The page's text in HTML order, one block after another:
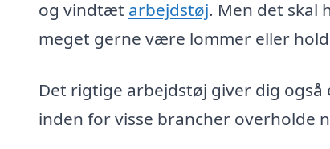
og vindtæt arbejdstøj. Men det skal
meget gerne være lommer eller
Det rigtige arbejdstøj giver dig
inden for visse brancher overholde